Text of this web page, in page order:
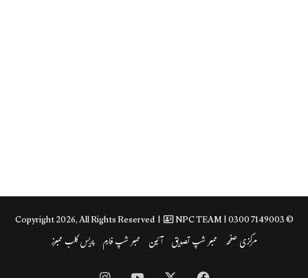
© Copyright 2026, All Rights Reserved |
NPC TEAM| 0300 7149003
مرکزی صفحہ ممبر شپ تصدیق آئین ممبر شپ فارم پریس کلب ممبرز